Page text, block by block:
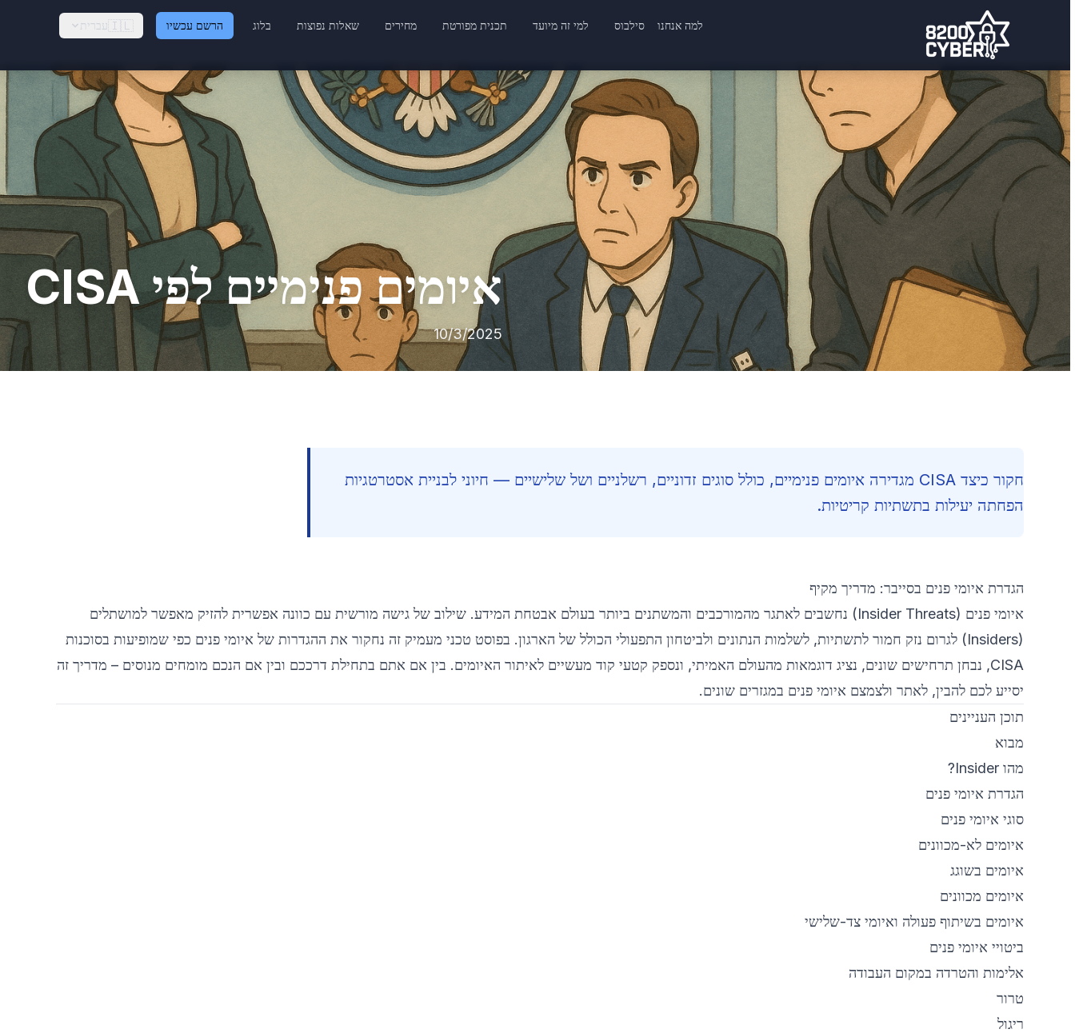
למה אנחנו סילבוס למי זה מיועד תכנית מפורטת מחירים שאלות נפוצות בלוג הרשם עכשיו 🇮🇱 עברית
איומים פנימיים לפי CISA
10/3/2025
חקור כיצד CISA מגדירה איומים פנימיים, כולל סוגים זדוניים, רשלניים ושל שלישיים — חיוני לבניית אסטרטגיות
הפחתה יעילות בתשתיות קריטיות.
הגדרת איומי פנים בסייבר: מדריך מקיף
איומי פנים (Insider Threats) נחשבים לאתגר מהמורכבים והמשתנים ביותר בעולם אבטחת המידע. שילוב של גישה מורשית עם כוונה אפשרית להזיק מאפשר למושתלים
(Insiders) לגרום נזק חמור לתשתיות, לשלמות הנתונים ולביטחון התפעולי הכולל של הארגון. בפוסט טכני מעמיק זה נחקור את ההגדרות של איומי פנים כפי שמופיעות בסוכנות
CISA, נבחן תרחישים שונים, נציג דוגמאות מהעולם האמיתי, ונספק קטעי קוד מעשיים לאיתור האיומים. בין אם אתם בתחילת דרככם ובין אם הנכם מומחים מנוסים – מדריך זה
יסייע לכם להבין, לאתר ולצמצם איומי פנים במגזרים שונים.
תוכן העניינים
מבוא
מהו Insider?
הגדרת איומי פנים
סוגי איומי פנים
איומים לא-מכוונים
איומים בשוגג
איומים מכוונים
איומים בשיתוף פעולה ואיומי צד-שלישי
ביטויי איומי פנים
אלימות והטרדה במקום העבודה
טרור
ריגול